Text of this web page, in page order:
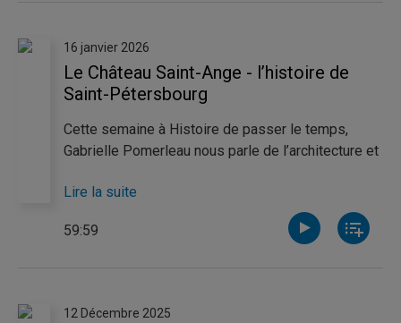
16 janvier 2026
Le Château Saint-Ange - l’histoire de
Saint-Pétersbourg
Cette semaine à Histoire de passer le temps,
Gabrielle Pomerleau nous parle de l’architecture et
les siècles, et nous fait découvrir les nombreux
trésors qu’il renferme! Catherine Thibeault, nous
raconte quant à elle la fondation et l’histoire de
Lire la suite
59:59
12 Décembre 2025